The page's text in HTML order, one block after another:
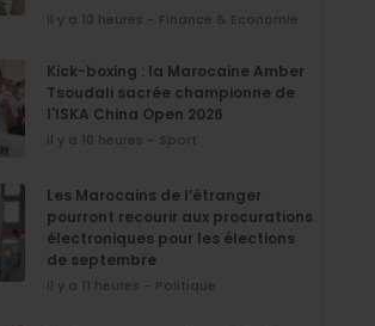
il y a 10 heures - Finance & Economie
Kick-boxing : la Marocaine Amber
Tsoudali sacrée championne de
l'ISKA China Open 2026
il y a 10 heures - Sport
Les Marocains de l’étranger
pourront recourir aux procurations
électroniques pour les élections
de septembre
il y a 11 heures - Politique